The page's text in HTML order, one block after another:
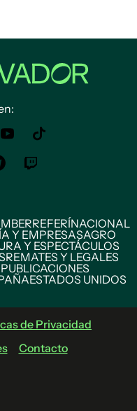
REFERÍNACIONAL
Y EMPRESASAGRO
Y ESPECTÁCULOS
REMATES Y LEGALES
PUBLICACIONES
ESTADOS UNIDOS
de Privacidad
Contacto